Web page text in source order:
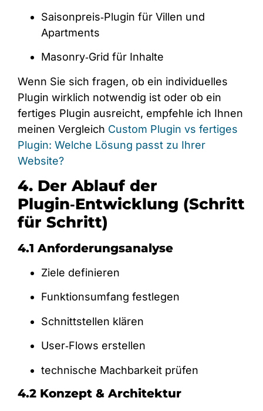
Saisonpreis‑Plugin für Villen und
Apartments
Masonry‑Grid für Inhalte
Wenn Sie sich fragen, ob ein individuelles
Plugin wirklich notwendig ist oder ob ein
fertiges Plugin ausreicht, empfehle ich Ihnen
meinen Vergleich Custom Plugin vs fertiges
Plugin: Welche Lösung passt zu Ihrer
Website?
4. Der Ablauf der
Plugin‑Entwicklung (Schritt
für Schritt)
4.1 Anforderungsanalyse
Ziele definieren
Funktionsumfang festlegen
Schnittstellen klären
User‑Flows erstellen
technische Machbarkeit prüfen
4.2 Konzept & Architektur